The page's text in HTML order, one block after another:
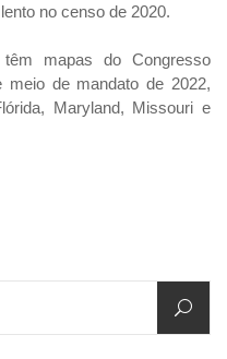
no censo de 2020.
mapas do Congresso
meio de mandato de 2022,
Maryland, Missouri e